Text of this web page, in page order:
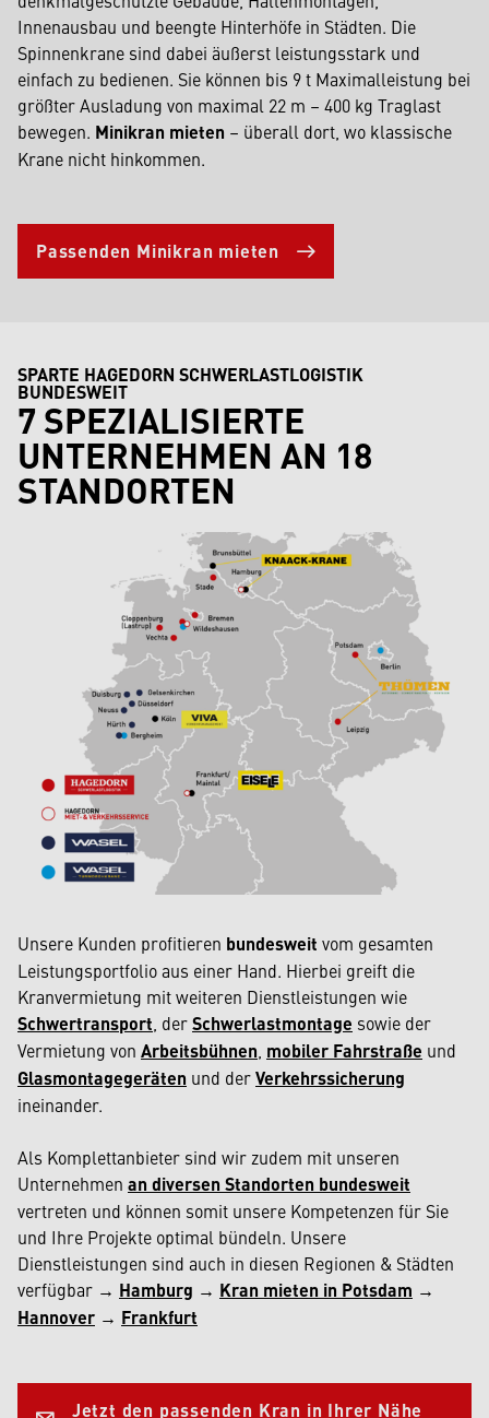
Innenausbau und beengte Hinterhöfe in Städten. Die
Spinnenkrane sind dabei äußerst leistungsstark und
einfach zu bedienen. Sie können bis 9 t Maximalleistung bei
größter Ausladung von maximal 22 m – 400 kg Traglast
bewegen. Minikran mieten – überall dort, wo klassische
Krane nicht hinkommen.
Passenden Minikran mieten
SPARTE HAGEDORN SCHWERLASTLOGISTIK
BUNDESWEIT
7 SPEZIALISIERTE
UNTERNEHMEN AN 18
STANDORTEN
Unsere Kunden profitieren bundesweit vom gesamten
Leistungsportfolio aus einer Hand. Hierbei greift die
Kranvermietung mit weiteren Dienstleistungen wie
Schwertransport , derSchwerlastmontage sowie der
Vermietung von Arbeitsbühnen mobiler Fahrstraße und
Glasmontagegeräten und derVerkehrssicherung
ineinander.
Als Komplettanbieter sind wir zudem mit unseren
Unternehmen an diversen Standorten bundesweit
vertreten und können somit unsere Kompetenzen für Sie
und Ihre Projekte optimal bündeln. Unsere
Dienstleistungen sind auch in diesen Regionen & Städten
verfügbar → Hamburg → Kran mieten in Potsdam →
Hannover → Frankfurt
Jetzt den passenden Kran in Ihrer Nähe